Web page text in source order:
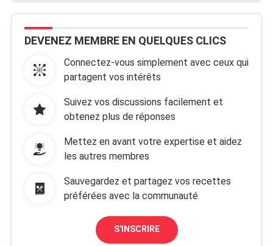
DEVENEZ MEMBRE EN QUELQUES CLICS
Connectez-vous simplement avec ceux qui
partagent vos intérêts
Suivez vos discussions facilement et
obtenez plus de réponses
Mettez en avant votre expertise et aidez
les autres membres
Sauvegardez et partagez vos recettes
préférées avec la communauté
S'INSCRIRE